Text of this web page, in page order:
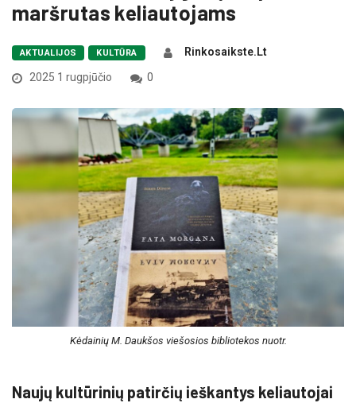
maršrutas keliautojams
AKTUALIJOS KULTŪRA
Rinkosaikste.lt
2025 1 rugpjūčio
0
Kėdainių M. Daukšos viešosios bibliotekos nuotr.
Naujų kultūrinių patirčių ieškantys keliautojai